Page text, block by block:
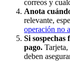
correos y
Anota
relevante,
operación no
Si
pago.
deben